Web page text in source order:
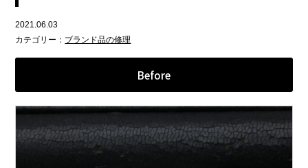
2021.06.03
カテゴリー： ブランド品の修理
Before